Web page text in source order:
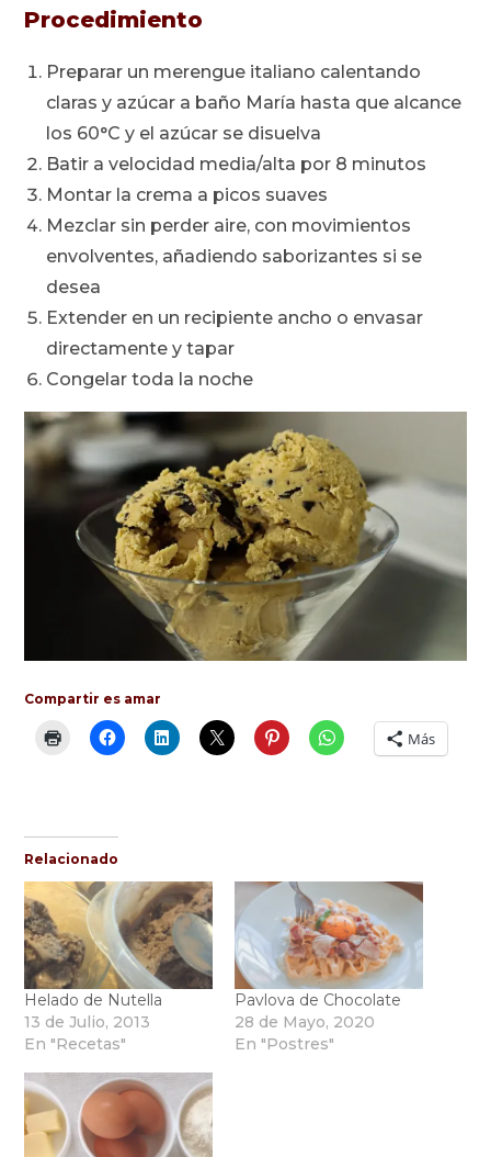
Procedimiento
Preparar un merengue italiano calentando
claras y azúcar a baño María hasta que alcance
los 60°C y el azúcar se disuelva
Batir a velocidad media/alta por 8 minutos
Montar la crema a picos suaves
Mezclar sin perder aire, con movimientos
envolventes, añadiendo saborizantes si se
desea
Extender en un recipiente ancho o envasar
directamente y tapar
Congelar toda la noche
Compartir es amar
Más
Relacionado
Helado de Nutella
13 de Julio, 2013
En "Recetas"
Pavlova de Chocolate
28 de Mayo, 2020
En "Postres"